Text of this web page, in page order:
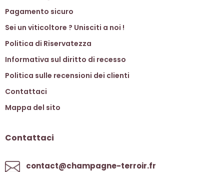
Pagamento sicuro
Sei un viticoltore ? Unisciti a noi !
Politica di Riservatezza
Informativa sul diritto di recesso
Politica sulle recensioni dei clienti
Contattaci
Mappa del sito
Contattaci
contact@champagne-terroir.fr